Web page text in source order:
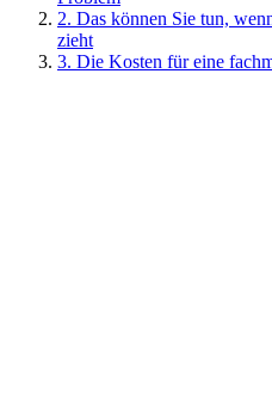
2. Das können Sie tun,
zieht
3. Die Kosten für eine